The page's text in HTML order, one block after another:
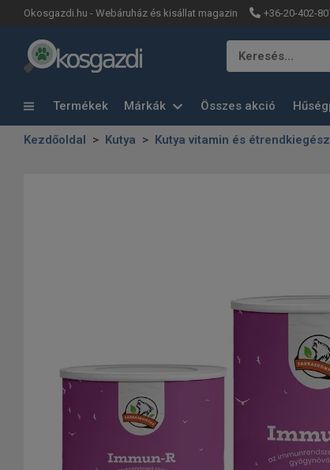
Okosgazdi.hu - Webáruház és kisállat magazin +36-20-402-
Keresés…
Termékek Márkák Összes akció
Kezdőoldal Kutya Kutya vitamin és